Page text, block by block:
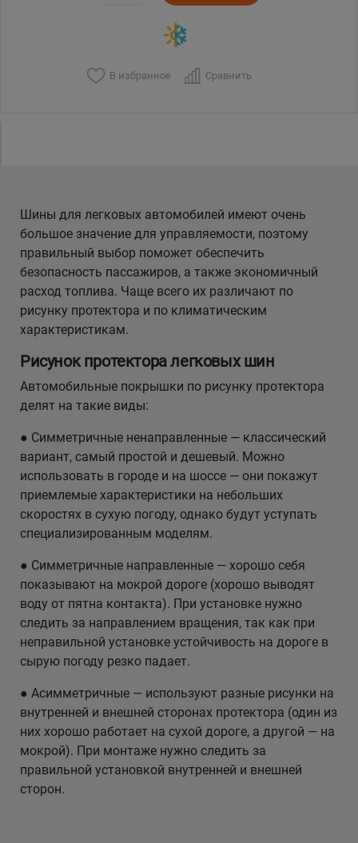
В избранное Сравнить
Шины для легковых автомобилей имеют очень
большое значение для управляемости, поэтому
правильный выбор поможет обеспечить
безопасность пассажиров, а также экономичный
расход топлива. Чаще всего их различают по
рисунку протектора и по климатическим
характеристикам.
Рисунок протектора легковых шин
Автомобильные покрышки по рисунку протектора
делят на такие виды:
● Симметричные ненаправленные — классический
вариант, самый простой и дешевый. Можно
использовать в городе и на шоссе — они покажут
приемлемые характеристики на небольших
скоростях в сухую погоду, однако будут уступать
специализированным моделям.
● Симметричные направленные — хорошо себя
показывают на мокрой дороге (хорошо выводят
воду от пятна контакта). При установке нужно
следить за направлением вращения, так как при
неправильной установке устойчивость на дороге в
сырую погоду резко падает.
● Асимметричные — используют разные рисунки на
внутренней и внешней сторонах протектора (один из
них хорошо работает на сухой дороге, а другой — на
мокрой). При монтаже нужно следить за
правильной установкой внутренней и внешней
сторон.